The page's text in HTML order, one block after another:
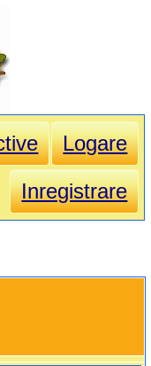
Logare
Inregistrare